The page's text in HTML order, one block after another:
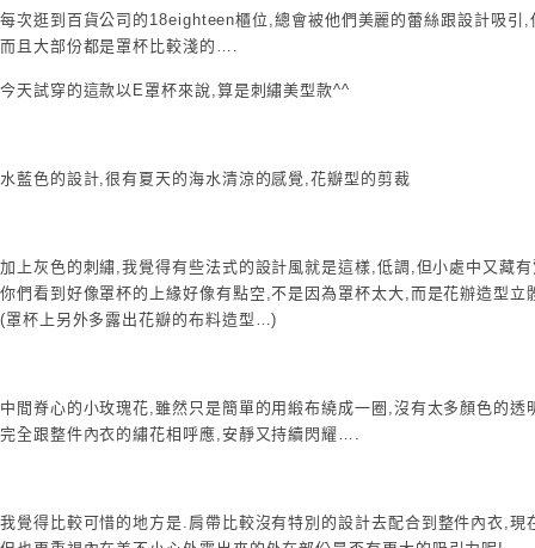
每次逛到百貨公司的18eighteen櫃位,總會被他們美麗的蕾絲跟設計吸引
而且大部份都是罩杯比較淺的….
今天試穿的這款以E罩杯來說,算是刺繡美型款^^
水藍色的設計,很有夏天的海水清涼的感覺,花瓣型的剪裁
加上灰色的刺繡,我覺得有些法式的設計風就是這樣,低調,但小處中又藏
你們看到好像罩杯的上緣好像有點空,不是因為罩杯太大,而是花辦造型立
(罩杯上另外多露出花瓣的布料造型…)
中間脊心的小玫瑰花,雖然只是簡單的用緞布繞成一圈,沒有太多顏色的透
完全跟整件內衣的繡花相呼應,安靜又持續閃耀….
我覺得比較可惜的地方是.肩帶比較沒有特別的設計去配合到整件內衣,現